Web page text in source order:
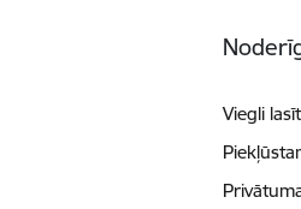
Viegli lasīt